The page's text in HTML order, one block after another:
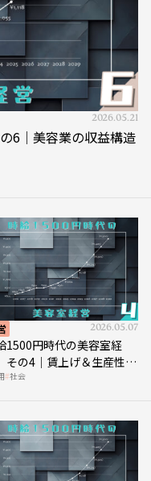
2026.05.21
6｜美容業の収益構造
2026.05.07
1500円時代の美容室経
の4｜賃上げ＆生産性向
つなげる賢い助成金活用
社会